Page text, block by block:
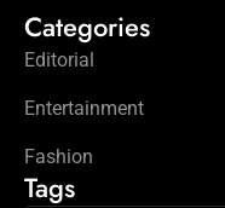
Categories
Editorial
Entertainment
Fashion
Tags